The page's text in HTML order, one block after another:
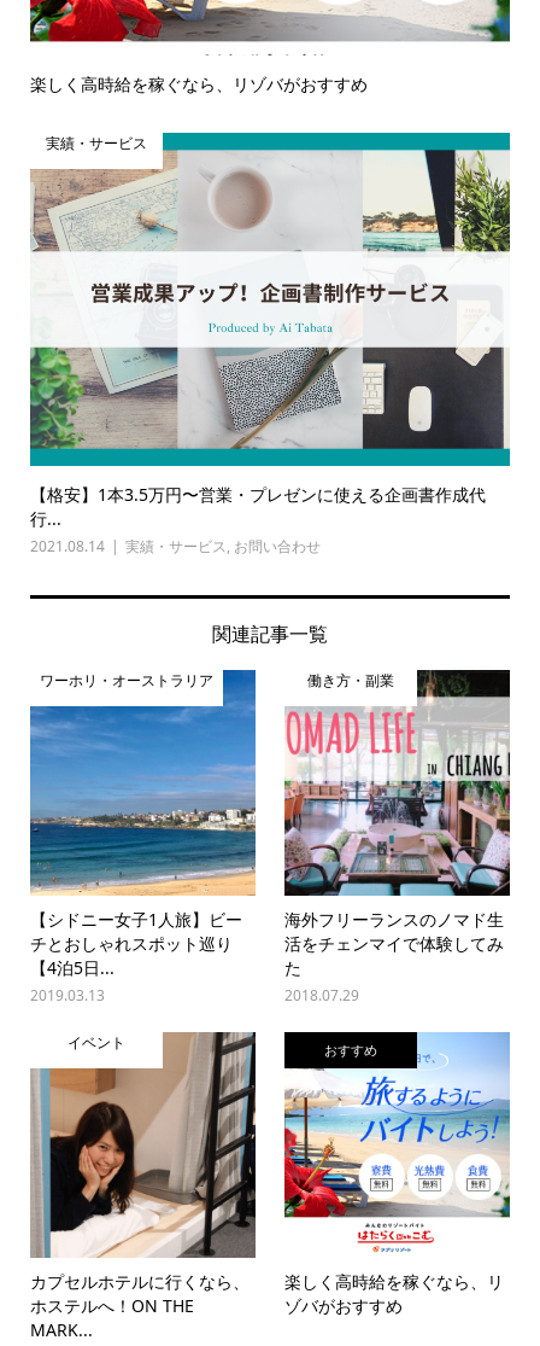
楽しく高時給を稼ぐなら、リゾバがおすすめ
実績・サービス
【格安】1本3.5万円〜営業・プレゼンに使える企画書作成代
行...
2021.08.14 実績・サービス, お問い合わせ
関連記事一覧
ワーホリ・オーストラリア
【シドニー女子1人旅】ビー
チとおしゃれスポット巡り
【4泊5日...
2019.03.13
働き方・副業
海外フリーランスのノマド生
活をチェンマイで体験してみ
た
2018.07.29
イベント
カプセルホテルに行くなら、
ホステルへ！ON THE
MARK...
おすすめ
楽しく高時給を稼ぐなら、リ
ゾバがおすすめ